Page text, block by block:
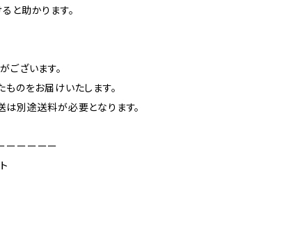
と助かります。
ざいます。
のをお届けいたします。
別途送料が必要となります。
ーーーーー